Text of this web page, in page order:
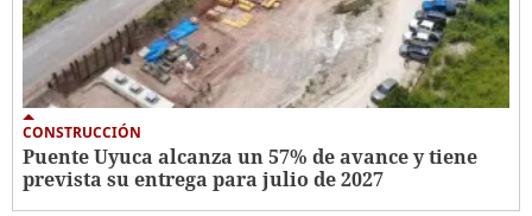
CONSTRUCCIÓN
Puente Uyuca alcanza un 57% de avance y tiene
prevista su entrega para julio de 2027